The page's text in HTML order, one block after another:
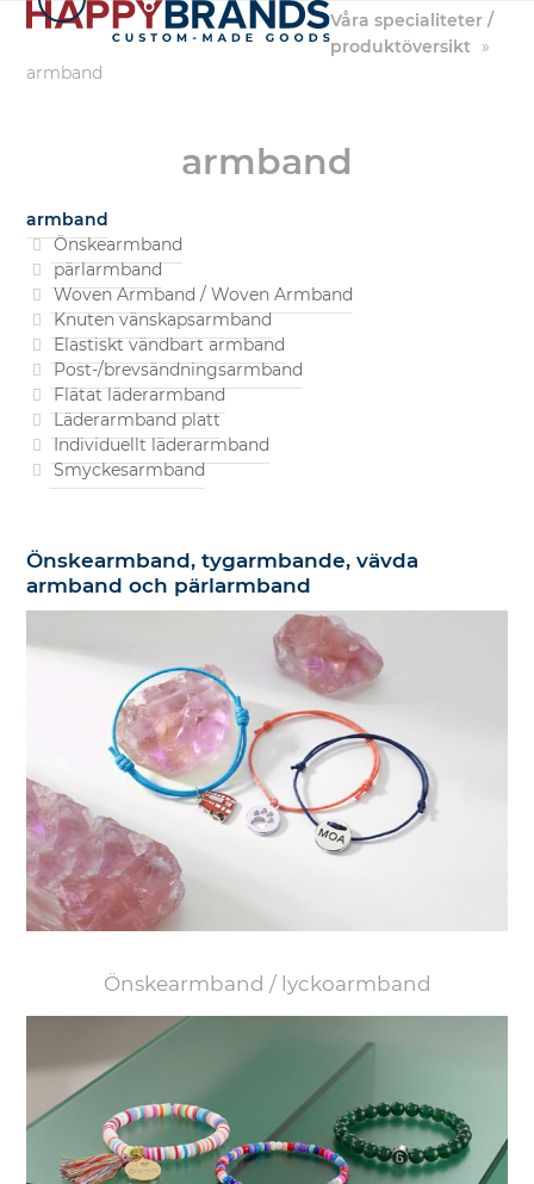
Hoppa
innehållet
Våra specialiteter /
produktöversikt »
armband
armband
armband
Önskearmband
pärlarmband
Woven Armband / Woven Armband
Knuten vänskapsarmband
Elastiskt vändbart armband
Post-/brevsändningsarmband
Flätat läderarmband
Läderarmband platt
Individuellt läderarmband
Smyckesarmband
Önskearmband, tygarmbande, vävda
armband och pärlarmband
Önskearmband / lyckoarmband